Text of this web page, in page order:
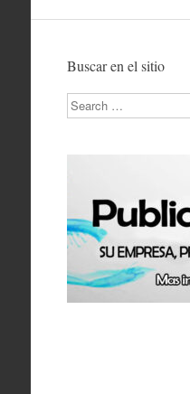
Buscar en el sitio
Search